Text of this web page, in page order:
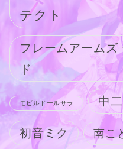
テクト
フレームアーム
ド
モビルドールサラ 中
初音ミク 南こ